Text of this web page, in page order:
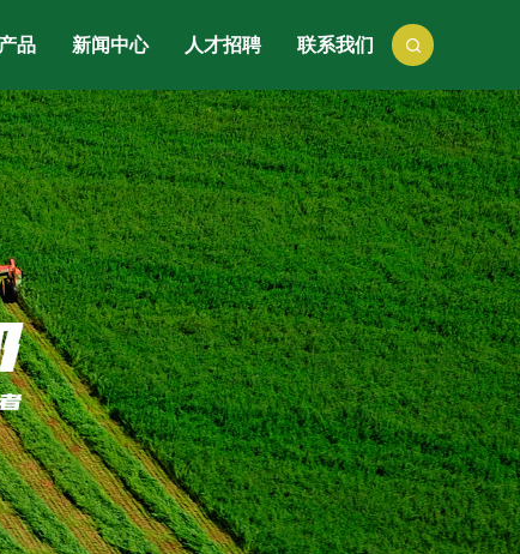
品
类
类
取
新闻中心
公司资讯
行业动态
党建园地
人才招聘
人才理念
招聘信息
联系我们